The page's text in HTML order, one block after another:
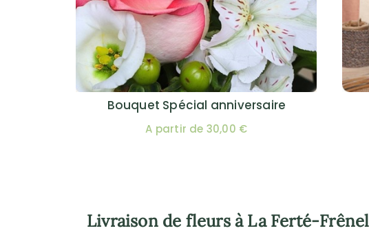
Bouquet Spécial anniversaire
A partir de 30,00 €
Livraison de fleurs à La Ferté-Frênel